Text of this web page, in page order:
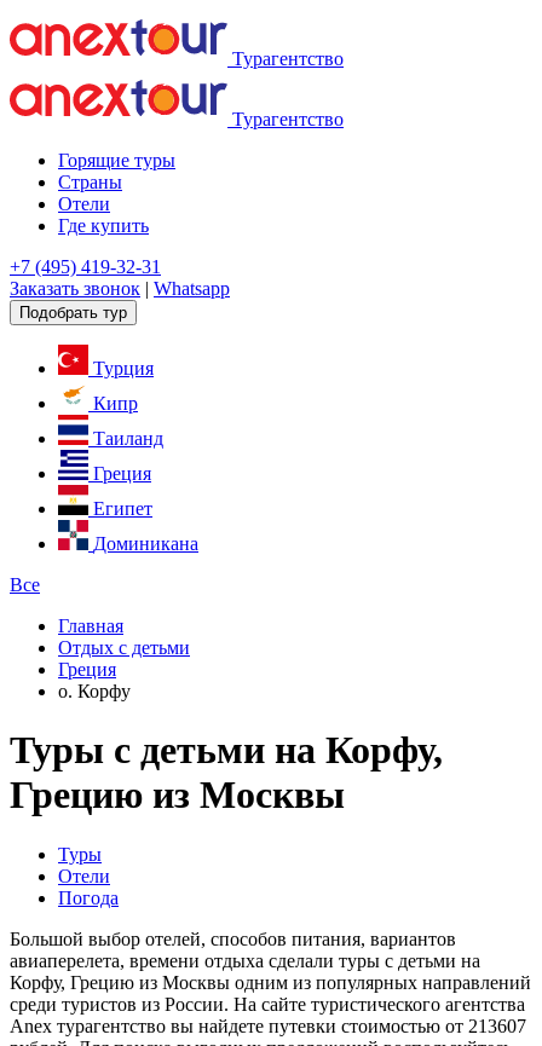
Турагентство
Турагентство
Горящие туры
Страны
Отели
Где купить
+7 (495) 419-32-31
Заказать звонок | Whatsapp
Подобрать тур
Турция
Кипр
Таиланд
Греция
Египет
Доминикана
Все
Главная
Отдых с детьми
Греция
о. Корфу
Туры с детьми на Корфу,
Грецию из Москвы
Туры
Отели
Погода
Большой выбор отелей, способов питания, вариантов
авиаперелета, времени отдыха сделали туры с детьми на
Корфу, Грецию из Москвы одним из популярных направлений
среди туристов из России. На сайте туристического агентства
Anex турагентство вы найдете путевки стоимостью от 213607